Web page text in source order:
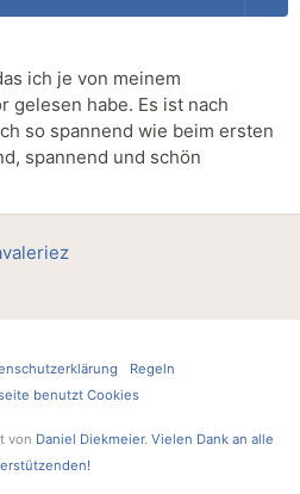
ich je von meinem
gelesen habe. Es ist nach
so spannend wie beim ersten
spannend und schön
Regeln
benutzt Cookies
von Daniel Diekmeier. Vielen Dank an alle